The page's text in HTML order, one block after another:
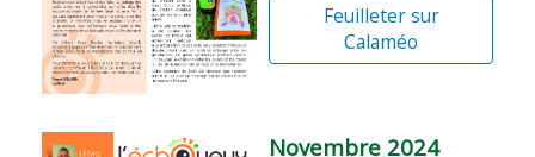
Feuilleter sur
Calaméo
Novembre 2024